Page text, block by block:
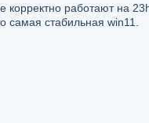
корректно работают на
самая стабильная win11.